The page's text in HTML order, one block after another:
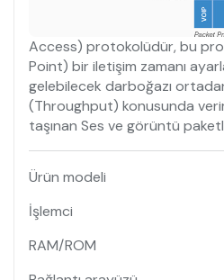
Access) protokolüdür, bu
Point) bir iletişim zamanı
gelebilecek darboğazı
(Throughput) konusunda
taşınan Ses ve görüntü
Ürün modeli
İşlemci
RAM/ROM